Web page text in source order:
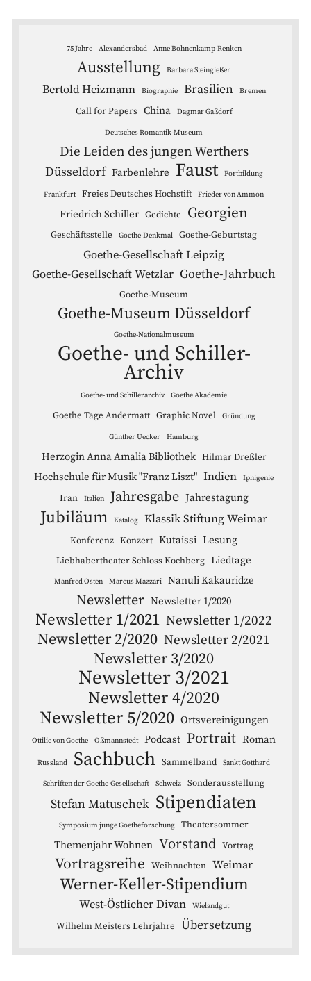
75 Jahre Alexandersbad Anne Bohnenkamp-Renken
Ausstellung Barbara Steingießer
Bertold Heizmann Biographie Brasilien Bremen
Call for Papers China Dagmar Gaßdorf
Deutsches Romantik-Museum
Die Leiden des jungen Werthers
Düsseldorf Farbenlehre Faust Fortbildung
Frankfurt Freies Deutsches Hochstift Frieder von Ammon
Friedrich Schiller Gedichte Georgien
Geschäftsstelle Goethe-Denkmal Goethe-Geburtstag
Goethe-Gesellschaft Leipzig
Goethe-Gesellschaft Wetzlar Goethe-Jahrbuch
Goethe-Museum
Goethe-Museum Düsseldorf
Goethe-Nationalmuseum
Goethe- und Schiller-
Archiv
Goethe- und Schillerarchiv Goethe Akademie
Goethe Tage Andermatt Graphic Novel Gründung
Günther Uecker Hamburg
Herzogin Anna Amalia Bibliothek Hilmar Dreßler
Hochschule für Musik "Franz Liszt" Indien Iphigenie
Iran Italien Jahresgabe Jahrestagung
Jubiläum Katalog Klassik Stiftung Weimar
Konferenz Konzert Kutaissi Lesung
Liebhabertheater Schloss Kochberg Liedtage
Manfred Osten Marcus Mazzari Nanuli Kakauridze
Newsletter Newsletter 1/2020
Newsletter 1/2021 Newsletter 1/2022
Newsletter 2/2020 Newsletter 2/2021
Newsletter 3/2020
Newsletter 3/2021
Newsletter 4/2020
Newsletter 5/2020 Ortsvereinigungen
Ottilie von Goethe Oßmannstedt Podcast Portrait Roman
Russland Sachbuch Sammelband Sankt Gotthard
Schriften der Goethe-Gesellschaft Schweiz Sonderausstellung
Stefan Matuschek Stipendiaten
Symposium junge Goetheforschung Theatersommer
Themenjahr Wohnen Vorstand Vortrag
Vortragsreihe Weihnachten Weimar
Werner-Keller-Stipendium
West-Östlicher Divan Wielandgut
Wilhelm Meisters Lehrjahre Übersetzung